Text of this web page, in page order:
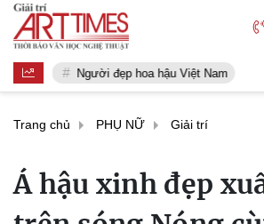
Người đẹp hoa hậu Việt Nam
Trang chủ PHỤ NỮ Giải trí
Á hậu xinh đẹp